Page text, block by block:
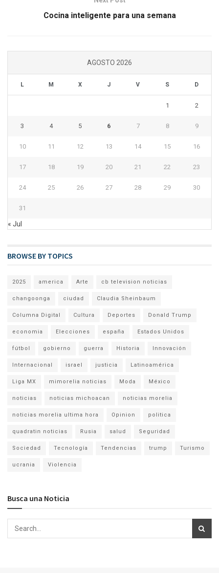
Cocina inteligente para una semana
AGOSTO 2026
L M X J V S D
1 2
3 4 5 6 7 8 9
10 11 12 13 14 15 16
17 18 19 20 21 22 23
24 25 26 27 28 29 30
31
« Jul
BROWSE BY TOPICS
2025 america Arte cb television noticias
changoonga ciudad Claudia Sheinbaum
Columna Digital Cultura Deportes Donald Trump
economia Elecciones españa Estados Unidos
fútbol gobierno guerra Historia Innovación
Internacional israel justicia Latinoamérica
Liga MX mimorelia noticias Moda México
noticias noticias michoacan noticias morelia
noticias morelia ultima hora Opinion politica
quadratin noticias Rusia salud Seguridad
Sociedad Tecnología Tendencias trump Turismo
ucrania Violencia
Busca una Noticia